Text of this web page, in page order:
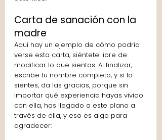
Carta de sanación con la
madre
Aquí hay un ejemplo de cómo podría
verse esta carta, siéntete libre de
modificar lo que sientas. Al finalizar,
escribe tu nombre completo, y si lo
sientes, da las gracias, porque sin
importar qué experiencia hayas vivido
con ella, has llegado a este plano a
través de ella, y eso es algo para
agradecer: